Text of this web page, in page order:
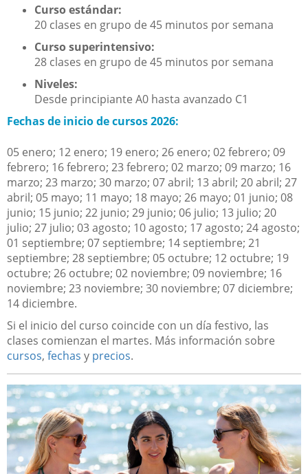
Curso estándar:
20 clases en grupo de 45 minutos por semana
Curso superintensivo:
28 clases en grupo de 45 minutos por semana
Niveles:
Desde principiante A0 hasta avanzado C1
Fechas de inicio de cursos 2026:
05 enero; 12 enero; 19 enero; 26 enero; 02 febrero; 09
febrero; 16 febrero; 23 febrero; 02 marzo; 09 marzo; 16
marzo; 23 marzo; 30 marzo; 07 abril; 13 abril; 20 abril; 27
abril; 05 mayo; 11 mayo; 18 mayo; 26 mayo; 01 junio; 08
junio; 15 junio; 22 junio; 29 junio; 06 julio; 13 julio; 20
julio; 27 julio; 03 agosto; 10 agosto; 17 agosto; 24 agosto;
01 septiembre; 07 septiembre; 14 septiembre; 21
septiembre; 28 septiembre; 05 octubre; 12 octubre; 19
octubre; 26 octubre; 02 noviembre; 09 noviembre; 16
noviembre; 23 noviembre; 30 noviembre; 07 diciembre;
14 diciembre.
Si el inicio del curso coincide con un día festivo, las
clases comienzan el martes. Más información sobre
cursos, fechas y precios.